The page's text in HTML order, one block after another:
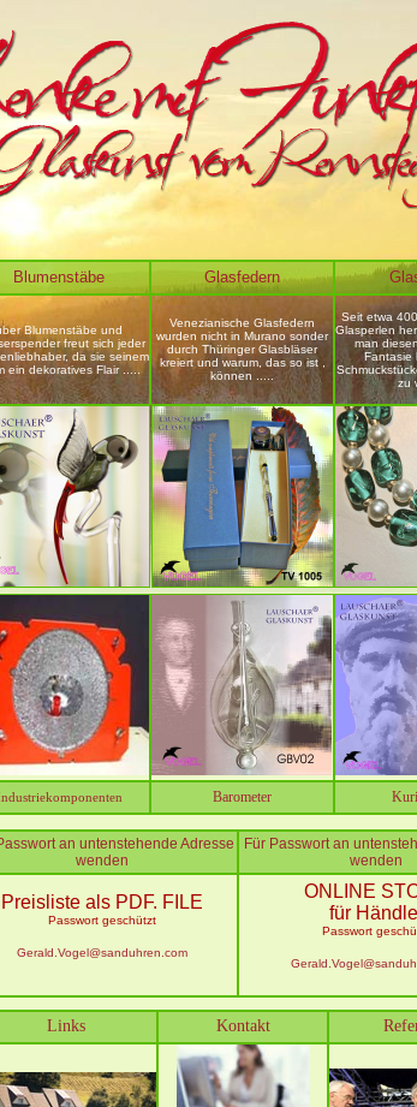
Blumenstäbe Glasfedern
Blumenstäbe und
freut sich jeder
da sie seinem
ein dekoratives Flair .....
Venezianische Glasfedern
wurden nicht in Murano sonder
durch Thüringer Glasbläser
kreiert und warum, das so ist ,
können .....
Seit etwa
Glasperlen
man
Fantasie
zu
Barometer
an untenstehende Adresse
wenden
Für Passwort an
wenden
Preisliste als PDF. FILE
Passwort geschützt
Gerald.Vogel@sanduhren.com
ONLINE
für
Passwort
Links Kontakt